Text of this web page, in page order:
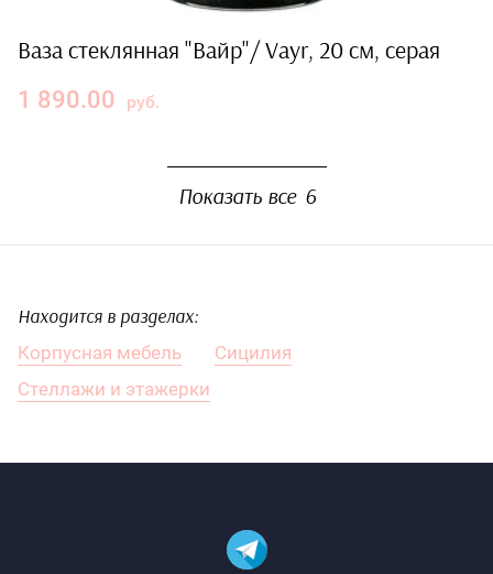
Ваза стеклянная "Вайр"/ Vayr, 20 см, серая
1 890.00 руб.
Показать все 6
Находится в разделах:
Корпусная мебель
Сицилия
Стеллажи и этажерки